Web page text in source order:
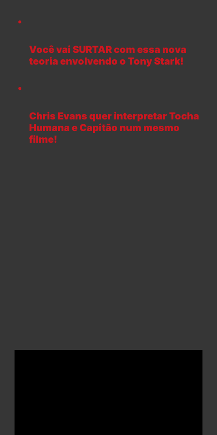
Você vai SURTAR com essa nova
teoria envolvendo o Tony Stark!
Chris Evans quer interpretar Tocha
Humana e Capitão num mesmo
filme!